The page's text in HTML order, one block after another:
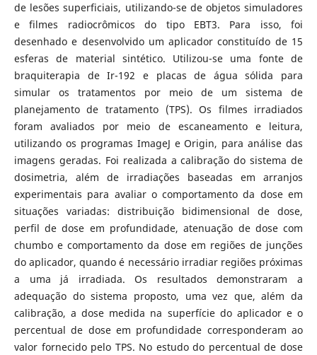
de lesões superficiais, utilizando-se de objetos simuladores
e filmes radiocrômicos do tipo EBT3. Para isso, foi
desenhado e desenvolvido um aplicador constituído de 15
esferas de material sintético. Utilizou-se uma fonte de
braquiterapia de Ir-192 e placas de água sólida para
simular os tratamentos por meio de um sistema de
planejamento de tratamento (TPS). Os filmes irradiados
foram avaliados por meio de escaneamento e leitura,
utilizando os programas ImageJ e Origin, para análise das
imagens geradas. Foi realizada a calibração do sistema de
dosimetria, além de irradiações baseadas em arranjos
experimentais para avaliar o comportamento da dose em
situações variadas: distribuição bidimensional de dose,
perfil de dose em profundidade, atenuação de dose com
chumbo e comportamento da dose em regiões de junções
do aplicador, quando é necessário irradiar regiões próximas
a uma já irradiada. Os resultados demonstraram a
adequação do sistema proposto, uma vez que, além da
calibração, a dose medida na superfície do aplicador e o
percentual de dose em profundidade corresponderam ao
valor fornecido pelo TPS. No estudo do percentual de dose